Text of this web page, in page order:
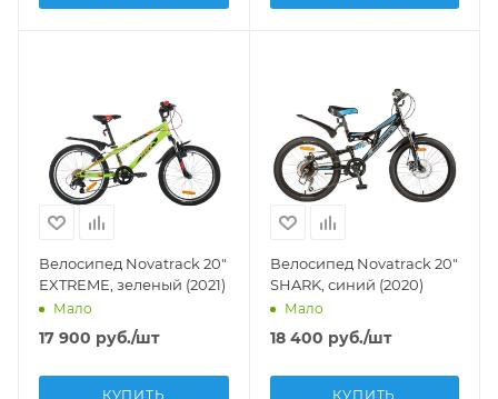
Велосипед Novatrack 20"
EXTREME, зеленый (2021)
Мало
17 900 руб./шт
КУПИТЬ
Велосипед Novatrack 20"
SHARK, синий (2020)
Мало
18 400 руб./шт
КУПИТЬ